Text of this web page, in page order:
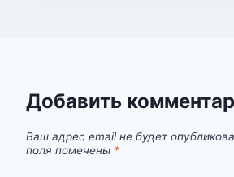
Добавить
Ваш адрес email не будет
поля помечены *